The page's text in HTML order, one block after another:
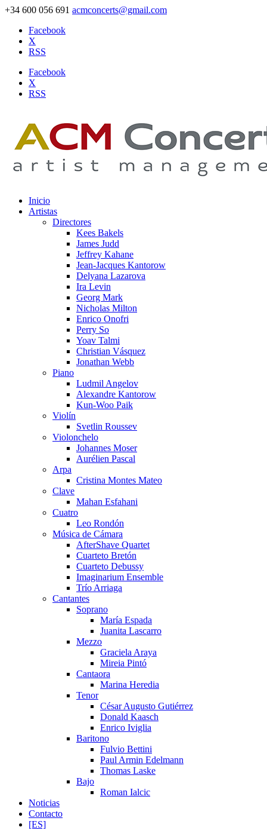
+34 600 056 691 acmconcerts@gmail.com
Facebook
X
RSS
Facebook
X
RSS
Inicio
Artistas
Directores
Kees Bakels
James Judd
Jeffrey Kahane
Jean-Jacques Kantorow
Delyana Lazarova
Ira Levin
Georg Mark
Nicholas Milton
Enrico Onofri
Perry So
Yoav Talmi
Christian Vásquez
Jonathan Webb
Piano
Ludmil Angelov
Alexandre Kantorow
Kun-Woo Paik
Violín
Svetlin Roussev
Violonchelo
Johannes Moser
Aurélien Pascal
Arpa
Cristina Montes Mateo
Clave
Mahan Esfahani
Cuatro
Leo Rondón
Música de Cámara
AfterShave Quartet
Cuarteto Bretón
Cuarteto Debussy
Imaginarium Ensemble
Trío Arriaga
Cantantes
Soprano
María Espada
Juanita Lascarro
Mezzo
Graciela Araya
Mireia Pintó
Cantaora
Marina Heredia
Tenor
César Augusto Gutiérrez
Donald Kaasch
Enrico Iviglia
Baritono
Fulvio Bettini
Paul Armin Edelmann
Thomas Laske
Bajo
Roman Ialcic
Noticias
Contacto
[ES]